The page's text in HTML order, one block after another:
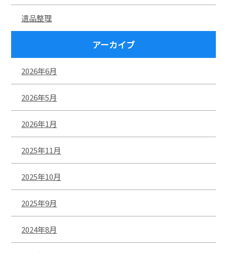
遺品整理
アーカイブ
2026年6月
2026年5月
2026年1月
2025年11月
2025年10月
2025年9月
2024年8月